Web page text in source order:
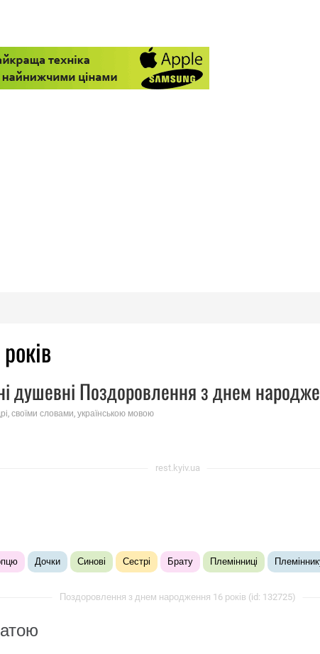
душевні Поздоровлення з днем
своїми словами, українською мовою
rest.kyiv.ua
Дочки Синові Сестрі Брату Племінниці
Поздоровлення з днем ​​народження 16 років (id: 132725)